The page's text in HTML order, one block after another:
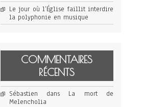
Le jour où l’Église faillit interdire
la polyphonie en musique
COMMENTAIRES
RÉCENTS
Sébastien dans La mort de
Melencholia